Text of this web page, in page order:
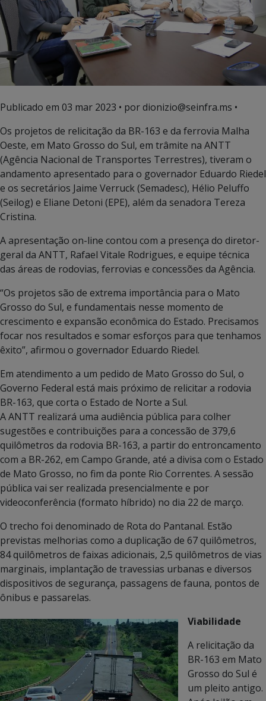
Publicado em 03 mar 2023 • por dionizio@seinfra.ms •
Os projetos de relicitação da BR-163 e da ferrovia Malha
Oeste, em Mato Grosso do Sul, em trâmite na ANTT
(Agência Nacional de Transportes Terrestres), tiveram o
andamento apresentado para o governador Eduardo Riedel
e os secretários Jaime Verruck (Semadesc), Hélio Peluffo
(Seilog) e Eliane Detoni (EPE), além da senadora Tereza
Cristina.
A apresentação on-line contou com a presença do diretor-
geral da ANTT, Rafael Vitale Rodrigues, e equipe técnica
das áreas de rodovias, ferrovias e concessões da Agência.
“Os projetos são de extrema importância para o Mato
Grosso do Sul, e fundamentais nesse momento de
crescimento e expansão econômica do Estado. Precisamos
focar nos resultados e somar esforços para que tenhamos
êxito”, afirmou o governador Eduardo Riedel.
Em atendimento a um pedido de Mato Grosso do Sul, o
Governo Federal está mais próximo de relicitar a rodovia
BR-163, que corta o Estado de Norte a Sul.
A ANTT realizará uma audiência pública para colher
sugestões e contribuições para a concessão de 379,6
quilômetros da rodovia BR-163, a partir do entroncamento
com a BR-262, em Campo Grande, até a divisa com o Estado
de Mato Grosso, no fim da ponte Rio Correntes. A sessão
pública vai ser realizada presencialmente e por
videoconferência (formato híbrido) no dia 22 de março.
O trecho foi denominado de Rota do Pantanal. Estão
previstas melhorias como a duplicação de 67 quilômetros,
84 quilômetros de faixas adicionais, 2,5 quilômetros de vias
marginais, implantação de travessias urbanas e diversos
dispositivos de segurança, passagens de fauna, pontos de
ônibus e passarelas.
Viabilidade
A relicitação da
BR-163 em Mato
Grosso do Sul é
um pleito antigo.